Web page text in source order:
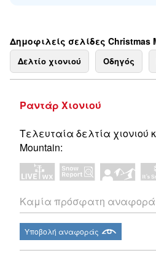
Δημοφιλείς σελίδες Christmas
Δελτίο χιονιού Οδηγός
Ραντάρ Χιονιού
Τελευταία δελτία χιονιού
Mountain:
Καμία πρόσφατη αναφορά
Υποβολή αναφοράς